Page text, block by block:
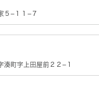
５−１１−７
湊町字上田屋前２２−１